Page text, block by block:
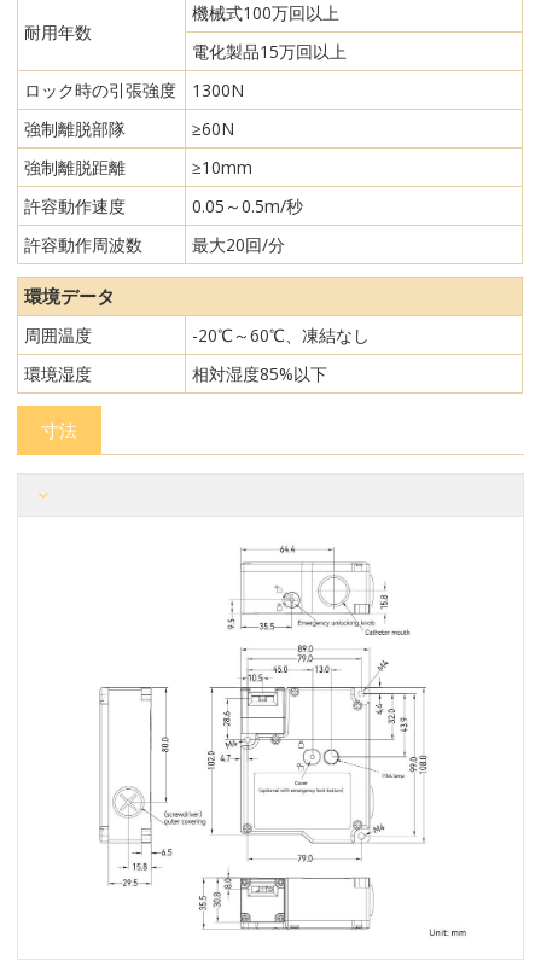
耐用年数
機械式100万回以上
電化製品15万回以上
ロック時の引張強度
1300N
強制離脱部隊
≥60N
強制離脱距離
≥10mm
許容動作速度
0.05～0.5m/秒
許容動作周波数
最大20回/分
環境データ
周囲温度
-20℃～60℃、凍結なし
環境湿度
相対湿度85%以下
寸法